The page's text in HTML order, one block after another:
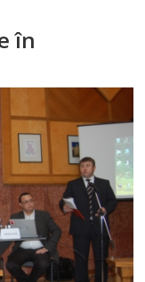
în